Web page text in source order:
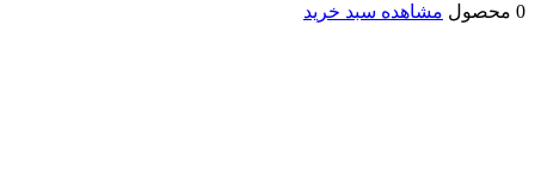
0 محصول
مشاهده سبد خرید